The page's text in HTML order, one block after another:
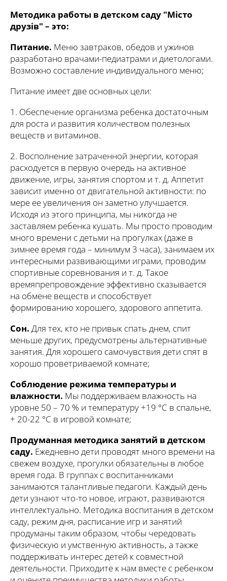
Методика работы в детском саду "Місто
друзів" – это:
Питание. Меню завтраков, обедов и ужинов
разработано врачами-педиатрами и диетологами.
Возможно составление индивидуального меню;
Питание имеет две основных цели:
1. Обеспечение организма ребенка достаточным
для роста и развития количеством полезных
веществ и витаминов.
2. Восполнение затраченной энергии, которая
расходуется в первую очередь на активное
движение, игры, занятия спортом и т. д. Аппетит
зависит именно от двигательной активности: по
мере ее увеличения он заметно улучшается.
Исходя из этого принципа, мы никогда не
заставляем ребенка кушать. Мы просто проводим
много времени с детьми на прогулках (даже в
зимнее время года – минимум 3 часа), занимаем их
интересными развивающими играми, проводим
спортивные соревнования и т. д. Такое
времяпрепровождение эффективно сказывается
на обмене веществ и способствует
формированию хорошего, здорового аппетита.
Сон. Для тех, кто не привык спать днем, спит
меньше других, предусмотрены альтернативные
занятия. Для хорошего самочувствия дети спят в
хорошо проветриваемой комнате;
Соблюдение режима температуры и
влажности. Мы поддерживаем влажность на
уровне 50 – 70 % и температуру +19 °C в спальне,
+ 20-22 °C в игровой комнате;
Продуманная методика занятий в детском
саду. Ежедневно дети проводят много времени на
свежем воздухе, прогулки обязательны в любое
время года. В группах с воспитанниками
занимаются талантливые педагоги. Каждый день
дети узнают что-то новое, играют, развиваются
интеллектуально. Методика воспитания в детском
саду, режим дня, расписание игр и занятий
продуманы таким образом, чтобы чередовать
физическую и умственную активность, а также
поддерживать интерес детей к совместной
деятельности. Приходите к нам вместе с ребенком